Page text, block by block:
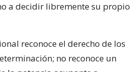
a decidir libremente su propio
reconoce el derecho de los
no reconoce un